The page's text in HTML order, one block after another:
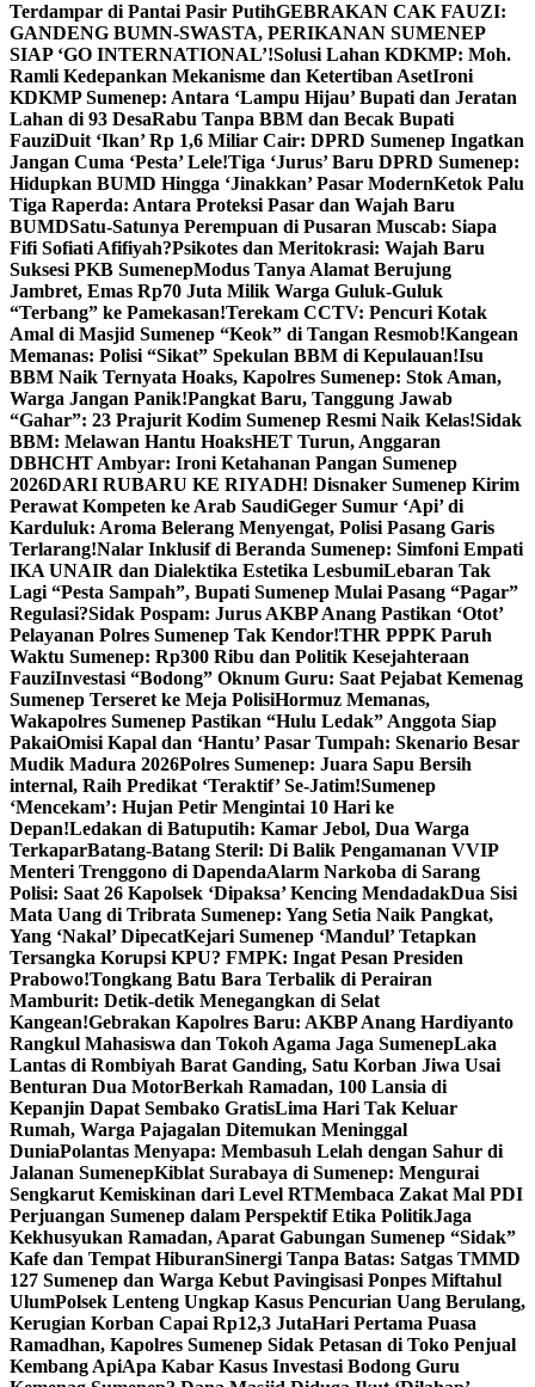
Terdampar di Pantai Pasir PutihGEBRAKAN CAK FAUZI:
GANDENG BUMN-SWASTA, PERIKANAN SUMENEP
SIAP ‘GO INTERNATIONAL’!Solusi Lahan KDKMP: Moh.
Ramli Kedepankan Mekanisme dan Ketertiban AsetIroni
KDKMP Sumenep: Antara ‘Lampu Hijau’ Bupati dan Jeratan
Lahan di 93 DesaRabu Tanpa BBM dan Becak Bupati
FauziDuit ‘Ikan’ Rp 1,6 Miliar Cair: DPRD Sumenep Ingatkan
Jangan Cuma ‘Pesta’ Lele!Tiga ‘Jurus’ Baru DPRD Sumenep:
Hidupkan BUMD Hingga ‘Jinakkan’ Pasar ModernKetok Palu
Tiga Raperda: Antara Proteksi Pasar dan Wajah Baru
BUMDSatu-Satunya Perempuan di Pusaran Muscab: Siapa
Fifi Sofiati Afifiyah?Psikotes dan Meritokrasi: Wajah Baru
Suksesi PKB SumenepModus Tanya Alamat Berujung
Jambret, Emas Rp70 Juta Milik Warga Guluk-Guluk
“Terbang” ke Pamekasan!Terekam CCTV: Pencuri Kotak
Amal di Masjid Sumenep “Keok” di Tangan Resmob!Kangean
Memanas: Polisi “Sikat” Spekulan BBM di Kepulauan!Isu
BBM Naik Ternyata Hoaks, Kapolres Sumenep: Stok Aman,
Warga Jangan Panik!Pangkat Baru, Tanggung Jawab
“Gahar”: 23 Prajurit Kodim Sumenep Resmi Naik Kelas!Sidak
BBM: Melawan Hantu HoaksHET Turun, Anggaran
DBHCHT Ambyar: Ironi Ketahanan Pangan Sumenep
2026DARI RUBARU KE RIYADH! Disnaker Sumenep Kirim
Perawat Kompeten ke Arab SaudiGeger Sumur ‘Api’ di
Karduluk: Aroma Belerang Menyengat, Polisi Pasang Garis
Terlarang!Nalar Inklusif di Beranda Sumenep: Simfoni Empati
IKA UNAIR dan Dialektika Estetika LesbumiLebaran Tak
Lagi “Pesta Sampah”, Bupati Sumenep Mulai Pasang “Pagar”
Regulasi?Sidak Pospam: Jurus AKBP Anang Pastikan ‘Otot’
Pelayanan Polres Sumenep Tak Kendor!THR PPPK Paruh
Waktu Sumenep: Rp300 Ribu dan Politik Kesejahteraan
FauziInvestasi “Bodong” Oknum Guru: Saat Pejabat Kemenag
Sumenep Terseret ke Meja PolisiHormuz Memanas,
Wakapolres Sumenep Pastikan “Hulu Ledak” Anggota Siap
PakaiOmisi Kapal dan ‘Hantu’ Pasar Tumpah: Skenario Besar
Mudik Madura 2026Polres Sumenep: Juara Sapu Bersih
internal, Raih Predikat ‘Teraktif’ Se-Jatim!Sumenep
‘Mencekam’: Hujan Petir Mengintai 10 Hari ke
Depan!Ledakan di Batuputih: Kamar Jebol, Dua Warga
TerkaparBatang-Batang Steril: Di Balik Pengamanan VVIP
Menteri Trenggono di DapendaAlarm Narkoba di Sarang
Polisi: Saat 26 Kapolsek ‘Dipaksa’ Kencing MendadakDua Sisi
Mata Uang di Tribrata Sumenep: Yang Setia Naik Pangkat,
Yang ‘Nakal’ DipecatKejari Sumenep ‘Mandul’ Tetapkan
Tersangka Korupsi KPU? FMPK: Ingat Pesan Presiden
Prabowo!Tongkang Batu Bara Terbalik di Perairan
Mamburit: Detik-detik Menegangkan di Selat
Kangean!Gebrakan Kapolres Baru: AKBP Anang Hardiyanto
Rangkul Mahasiswa dan Tokoh Agama Jaga SumenepLaka
Lantas di Rombiyah Barat Ganding, Satu Korban Jiwa Usai
Benturan Dua MotorBerkah Ramadan, 100 Lansia di
Kepanjin Dapat Sembako GratisLima Hari Tak Keluar
Rumah, Warga Pajagalan Ditemukan Meninggal
DuniaPolantas Menyapa: Membasuh Lelah dengan Sahur di
Jalanan SumenepKiblat Surabaya di Sumenep: Mengurai
Sengkarut Kemiskinan dari Level RTMembaca Zakat Mal PDI
Perjuangan Sumenep dalam Perspektif Etika PolitikJaga
Kekhusyukan Ramadan, Aparat Gabungan Sumenep “Sidak”
Kafe dan Tempat HiburanSinergi Tanpa Batas: Satgas TMMD
127 Sumenep dan Warga Kebut Pavingisasi Ponpes Miftahul
UlumPolsek Lenteng Ungkap Kasus Pencurian Uang Berulang,
Kerugian Korban Capai Rp12,3 JutaHari Pertama Puasa
Ramadhan, Kapolres Sumenep Sidak Petasan di Toko Penjual
Kembang ApiApa Kabar Kasus Investasi Bodong Guru